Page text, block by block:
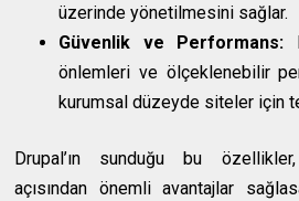
üzerinde yönetilmesini sağlar.
Güvenlik ve Performans:
önlemleri ve ölçeklenebilir
kurumsal düzeyde siteler için
Drupal’ın sunduğu bu
açısından önemli avantajlar